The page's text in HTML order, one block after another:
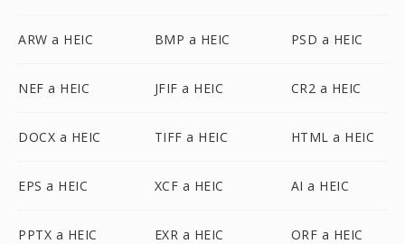
ARW a HEIC BMP a HEIC PSD a HEIC
NEF a HEIC JFIF a HEIC CR2 a HEIC
DOCX a HEIC TIFF a HEIC HTML a HEIC
EPS a HEIC XCF a HEIC AI a HEIC
PPTX a HEIC EXR a HEIC ORF a HEIC